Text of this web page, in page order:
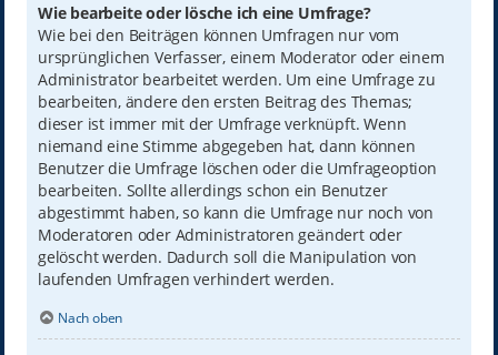
Wie bearbeite oder lösche ich eine Umfrage?
Wie bei den Beiträgen können Umfragen nur vom
ursprünglichen Verfasser, einem Moderator oder einem
Administrator bearbeitet werden. Um eine Umfrage zu
bearbeiten, ändere den ersten Beitrag des Themas;
dieser ist immer mit der Umfrage verknüpft. Wenn
niemand eine Stimme abgegeben hat, dann können
Benutzer die Umfrage löschen oder die Umfrageoption
bearbeiten. Sollte allerdings schon ein Benutzer
abgestimmt haben, so kann die Umfrage nur noch von
Moderatoren oder Administratoren geändert oder
gelöscht werden. Dadurch soll die Manipulation von
laufenden Umfragen verhindert werden.
Nach oben